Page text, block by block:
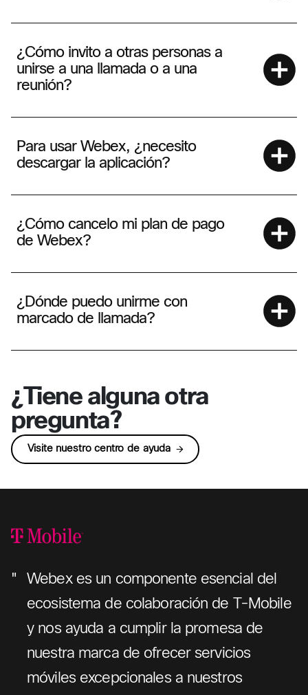
¿Cómo invito a otras personas a
unirse a una llamada o a una
reunión?
Para usar Webex, ¿necesito
descargar la aplicación?
¿Cómo cancelo mi plan de pago
de Webex?
¿Dónde puedo unirme con
marcado de llamada?
¿Tiene alguna otra
pregunta?
Visite nuestro centro de ayuda
"
Webex es un componente esencial del
ecosistema de colaboración de T-Mobile
y nos ayuda a cumplir la promesa de
nuestra marca de ofrecer servicios
móviles excepcionales a nuestros